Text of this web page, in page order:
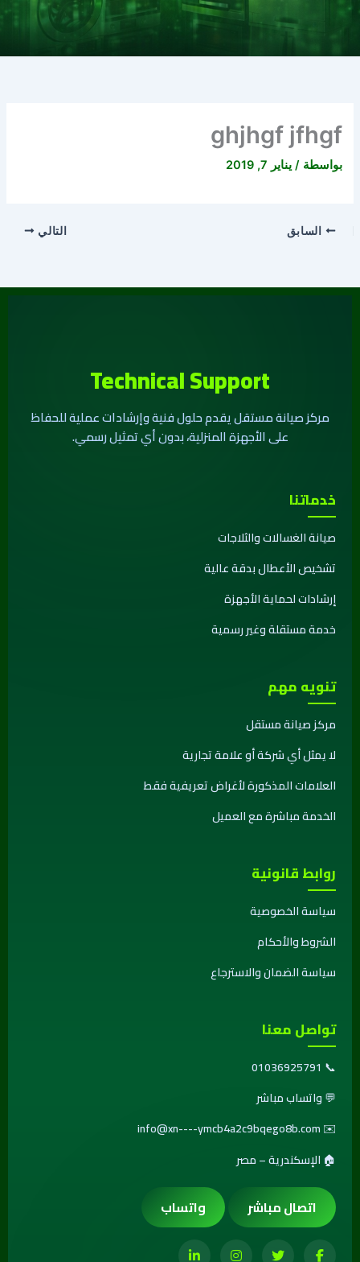
ghjhgf jfhgf
بواسطة /يناير 7, 2019
السابق التالي
Technical Support
مركز صيانة مستقل يقدم حلول فنية وإرشادات عملية للحفاظ
على الأجهزة المنزلية، بدون أي تمثيل رسمي.
خدماتنا
صيانة الغسالات والثلاجات
تشخيص الأعطال بدقة عالية
إرشادات لحماية الأجهزة
خدمة مستقلة وغير رسمية
تنويه مهم
مركز صيانة مستقل
لا يمثل أي شركة أو علامة تجارية
العلامات المذكورة لأغراض تعريفية فقط
الخدمة مباشرة مع العميل
روابط قانونية
سياسة الخصوصية
الشروط والأحكام
سياسة الضمان والاسترجاع
تواصل معنا
📞
01036925791
💬واتساب مباشر
✉️
info@xn----ymcb4a2c9bqego8b.com
🏠 الإسكندرية – مصر
اتصال مباشر واتساب